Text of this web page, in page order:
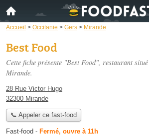
Accueil > Occitanie > Gers > Mirande
Best Food
Cette fiche présente "Best Food", restaurant situé
Mirande.
28 Rue Victor Hugo
32300 Mirande
📞 Appeler ce fast-food
Fast-food - Fermé, ouvre à 11h